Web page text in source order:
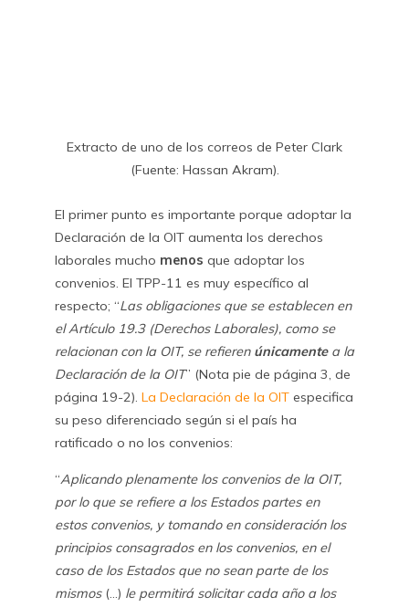
Extracto de uno de los correos de Peter Clark
(Fuente: Hassan Akram).
El primer punto es importante porque adoptar la
Declaración de la OIT aumenta los derechos
laborales mucho menos que adoptar los
convenios. El TPP-11 es muy específico al
respecto; “Las obligaciones que se establecen en
el Artículo 19.3 (Derechos Laborales), como se
relacionan con la OIT, se refieren únicamentea la
Declaración de la OIT” (Nota pie de página 3, de
página 19-2). La Declaración de la OIT especifica
su peso diferenciado según si el país ha
ratificado o no los convenios:
“Aplicando plenamente los convenios de la OIT,
por lo que se refiere a los Estados partes en
estos convenios, y tomando en consideración los
principios consagrados en los convenios, en el
caso de los Estados que no sean parte de los
mismos (…) le permitirá solicitar cada año a los